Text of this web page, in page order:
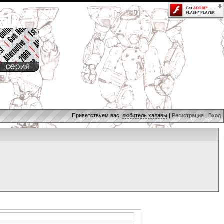
Приветствуем вас, любитель халявы | Регистрация |Вход